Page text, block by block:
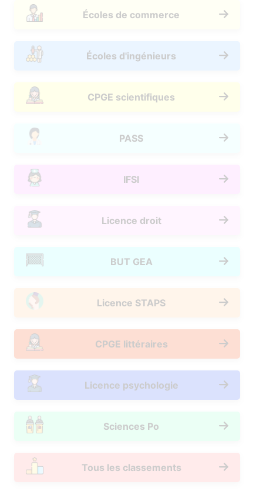
Écoles de commerce
Écoles d'ingénieurs
CPGE scientifiques
PASS
IFSI
Licence droit
BUT GEA
Licence STAPS
CPGE littéraires
Licence psychologie
Sciences Po
Tous les classements